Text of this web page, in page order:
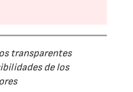
transparentes
de los